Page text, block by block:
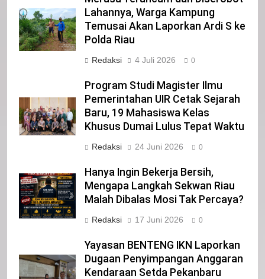
Lahannya, Warga Kampung
Temusai Akan Laporkan Ardi S ke
Polda Riau
Redaksi 4 Juli 2026 0
Program Studi Magister Ilmu
Pemerintahan UIR Cetak Sejarah
Baru, 19 Mahasiswa Kelas
Khusus Dumai Lulus Tepat Waktu
Redaksi 24 Juni 2026 0
Hanya Ingin Bekerja Bersih,
Mengapa Langkah Sekwan Riau
Malah Dibalas Mosi Tak Percaya?
Redaksi 17 Juni 2026 0
Yayasan BENTENG IKN Laporkan
Dugaan Penyimpangan Anggaran
Kendaraan Setda Pekanbaru
21
Iklan Pemerintah Kabupaten Siak
IKLAN
22
NORMAN SILITONGA CALEG DPRD
PROVINSI DKI JAKARTA
IKLAN
23
NURGARAHA HARPAL NOVTEN, SH
CALON ANGGOTA DPRD PROVINSI
DKI JAKARTA
IKLAN
1
Pimpinan Beserta Anggota DPRD